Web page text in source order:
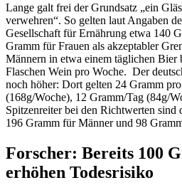
Lange galt frei der Grundsatz „ein
verwehren“. So gelten laut Angaben
Gesellschaft für Ernährung etwa 140
Gramm für Frauen als akzeptabler
Männern in etwa einem täglichen Bier
Flaschen Wein pro Woche. Der
noch höher: Dort gelten 24 Gramm
(168g/Woche), 12 Gramm/Tag (84g/
Spitzenreiter bei den Richtwerten
196 Gramm für Männer und 98
Forscher: Bereits 100
erhöhen Todesrisiko